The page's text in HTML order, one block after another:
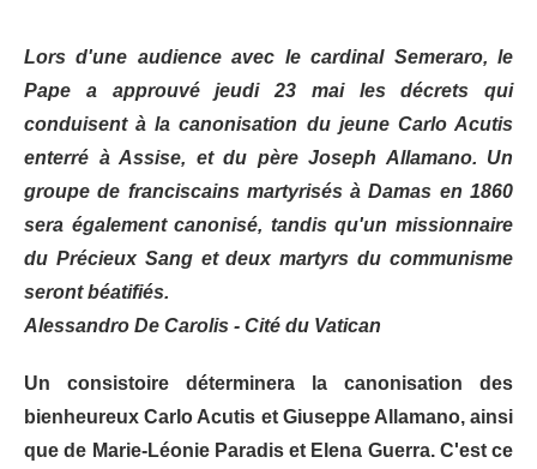
Lors d'une audience avec le cardinal Semeraro, le
Pape a approuvé jeudi 23 mai les décrets qui
conduisent à la canonisation du jeune Carlo Acutis
enterré à Assise, et du père Joseph Allamano. Un
groupe de franciscains martyrisés à Damas en 1860
sera également canonisé, tandis qu'un missionnaire
du Précieux Sang et deux martyrs du communisme
seront béatifiés.
Alessandro De Carolis - Cité du Vatican
Un consistoire déterminera la canonisation des
bienheureux Carlo Acutis et Giuseppe Allamano, ainsi
que de Marie-Léonie Paradis et Elena Guerra. C'est ce